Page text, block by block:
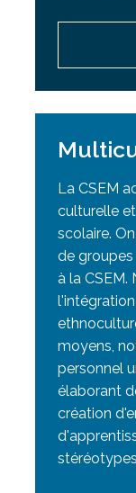
La CSEM
culturelle
scolaire.
de
à la
moyens,
personnel
élaborant
création